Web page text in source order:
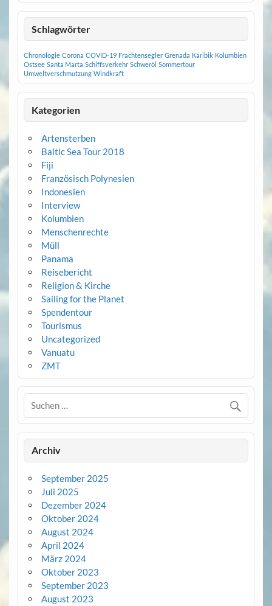
Schlagwörter
Chronologie Corona COVID-19 Frachtensegler Grenada Karibik Kolumbien
Ostsee Santa Marta Schiffsverkehr Schweröl Sommertour
Umweltverschmutzung Windkraft
Kategorien
Artensterben
Baltic Sea Tour 2018
Fiji
Französisch Polynesien
Indonesien
Interview
Kolumbien
Menschenrechte
Müll
Panama
Reisebericht
Religion & Kirche
Sailing for the Planet
Spendentour
Tourismus
Uncategorized
Vanuatu
ZMT
Archiv
September 2025
Juli 2025
Dezember 2024
Oktober 2024
August 2024
April 2024
März 2024
Oktober 2023
September 2023
August 2023